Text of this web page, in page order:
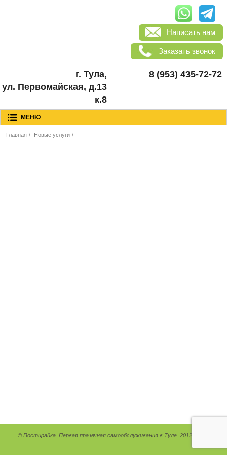
Написать нам
Заказать звонок
г. Тула,
ул. Первомайская, д.13
к.8
8 (953) 435-72-72
МЕНЮ
Главная / Новые услуги /
© Постирайка. Первая прачечная самообслуживания в Туле. 2012 - 2026